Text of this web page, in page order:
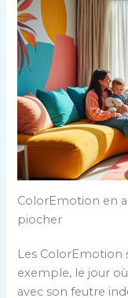
ColorEmotion en
piocher
Les ColorEmotion
exemple, le jour
avec son feutre